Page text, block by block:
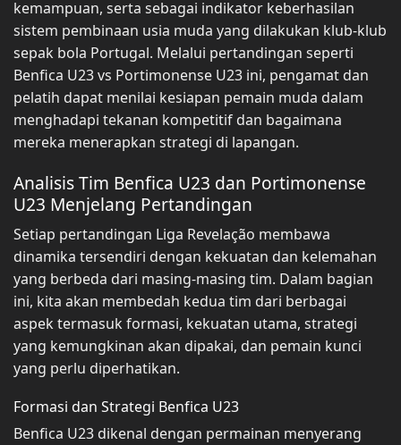
kemampuan, serta sebagai indikator keberhasilan
sistem pembinaan usia muda yang dilakukan klub-klub
sepak bola Portugal. Melalui pertandingan seperti
Benfica U23 vs Portimonense U23 ini, pengamat dan
pelatih dapat menilai kesiapan pemain muda dalam
menghadapi tekanan kompetitif dan bagaimana
mereka menerapkan strategi di lapangan.
Analisis Tim Benfica U23 dan Portimonense
U23 Menjelang Pertandingan
Setiap pertandingan Liga Revelação membawa
dinamika tersendiri dengan kekuatan dan kelemahan
yang berbeda dari masing-masing tim. Dalam bagian
ini, kita akan membedah kedua tim dari berbagai
aspek termasuk formasi, kekuatan utama, strategi
yang kemungkinan akan dipakai, dan pemain kunci
yang perlu diperhatikan.
Formasi dan Strategi Benfica U23
Benfica U23 dikenal dengan permainan menyerang